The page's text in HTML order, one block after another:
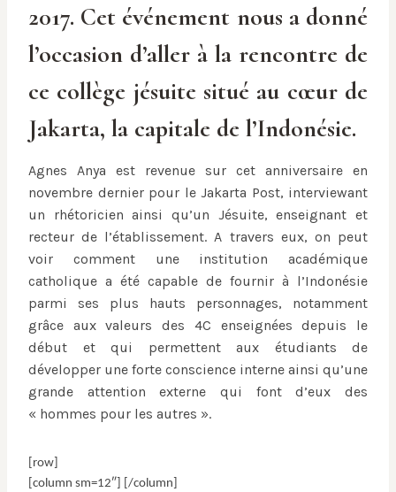
2017. Cet événement nous a donné
l’occasion d’aller à la rencontre de
ce collège jésuite situé au cœur de
Jakarta, la capitale de l’Indonésie.
Agnes Anya est revenue sur cet anniversaire en
novembre dernier pour le Jakarta Post, interviewant
un rhétoricien ainsi qu’un Jésuite, enseignant et
recteur de l’établissement. A travers eux, on peut
voir comment une institution académique
catholique a été capable de fournir à l’Indonésie
parmi ses plus hauts personnages, notamment
grâce aux valeurs des 4C enseignées depuis le
début et qui permettent aux étudiants de
développer une forte conscience interne ainsi qu’une
grande attention externe qui font d’eux des
« hommes pour les autres ».
[row]
[column sm=12″] [/column]